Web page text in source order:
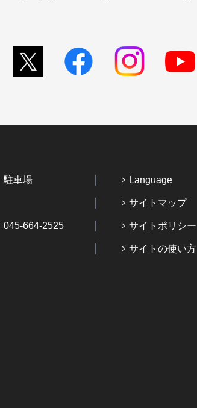
駐車場
045-664-2525
Language
サイトマップ
サイトポリシー
サイトの使い方